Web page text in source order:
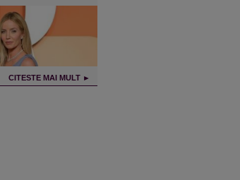
CITESTE MAI MULT ►